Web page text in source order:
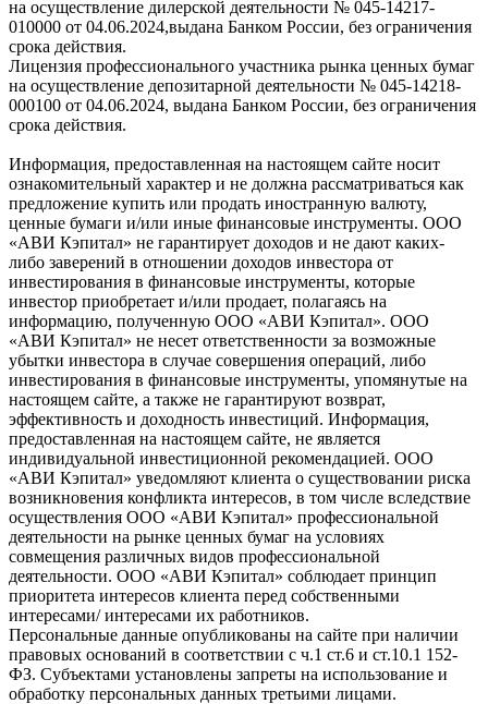
на осуществление дилерской деятельности № 045-14217-
010000 от 04.06.2024,выдана Банком России, без ограничения
срока действия.
Лицензия профессионального участника рынка ценных бумаг
на осуществление депозитарной деятельности № 045-14218-
000100 от 04.06.2024, выдана Банком России, без ограничения
срока действия.
Информация, предоставленная на настоящем сайте носит
ознакомительный характер и не должна рассматриваться как
предложение купить или продать иностранную валюту,
ценные бумаги и/или иные финансовые инструменты. ООО
«АВИ Кэпитал» не гарантирует доходов и не дают каких-
либо заверений в отношении доходов инвестора от
инвестирования в финансовые инструменты, которые
инвестор приобретает и/или продает, полагаясь на
информацию, полученную ООО «АВИ Кэпитал». ООО
«АВИ Кэпитал» не несет ответственности за возможные
убытки инвестора в случае совершения операций, либо
инвестирования в финансовые инструменты, упомянутые на
настоящем сайте, а также не гарантируют возврат,
эффективность и доходность инвестиций. Информация,
предоставленная на настоящем сайте, не является
индивидуальной инвестиционной рекомендацией. ООО
«АВИ Кэпитал» уведомляют клиента о существовании риска
возникновения конфликта интересов, в том числе вследствие
осуществления ООО «АВИ Кэпитал» профессиональной
деятельности на рынке ценных бумаг на условиях
совмещения различных видов профессиональной
деятельности. ООО «АВИ Кэпитал» соблюдает принцип
приоритета интересов клиента перед собственными
интересами/ интересами их работников.
Персональные данные опубликованы на сайте при наличии
правовых оснований в соответствии с ч.1 ст.6 и ст.10.1 152-
ФЗ. Субъектами установлены запреты на использование и
обработку персональных данных третьими лицами.